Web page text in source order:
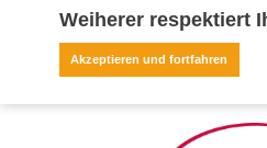
Weiherer respektiert
Akzeptieren und fortfahren